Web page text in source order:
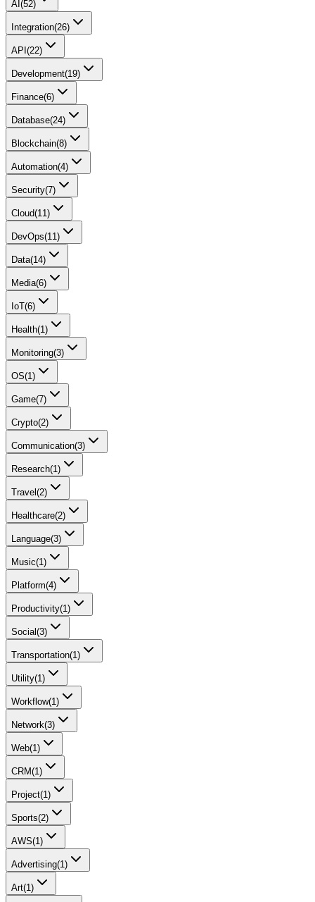
AI (52)
Integration(26)
API (22)
Development(19)
Finance(6)
Database(24)
Blockchain(8)
Automation(4)
Security(7)
Cloud(11)
DevOps(11)
Data(14)
Media(6)
IoT(6)
Health(1)
Monitoring(3)
OS(1)
Game(7)
Crypto(2)
Communication(3)
Research(1)
Travel (2)
Healthcare(2)
Language(3)
Music(1)
Platform(4)
Productivity(1)
Social(3)
Transportation(1)
Utility(1)
Workflow(1)
Network(3)
Web(1)
CRM(1)
Project(1)
Sports(2)
AWS(1)
Advertising(1)
Art(1)